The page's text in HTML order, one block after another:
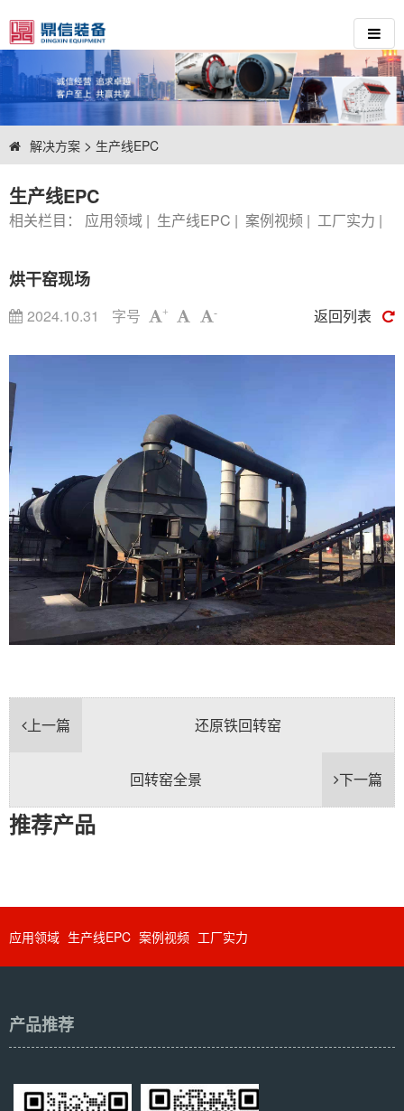
解决方案 > 生产线EPC
生产线EPC
相关栏目： 应用领域 | 生产线EPC | 案例视频 | 工厂实力 |
烘干窑现场
2024.10.31 字号 + - 返回列表
上一篇 还原铁回转窑
下一篇
回转窑全景
推荐产品
应用领域 生产线EPC 案例视频 工厂实力
产品推荐